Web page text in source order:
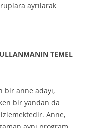
ayrılarak
TEMEL
bir anne adayı,
bir yandan da
Anne,